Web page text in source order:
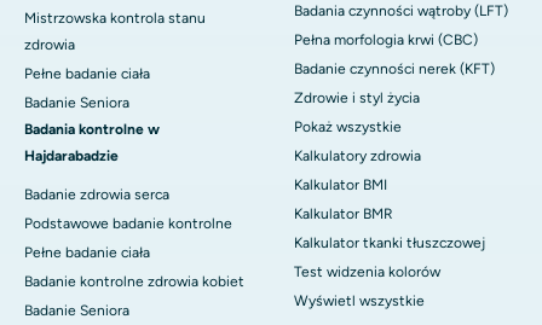
Mistrzowska kontrola stanu
zdrowia
Pełne badanie ciała
Badanie Seniora
Badania kontrolne w
Hajdarabadzie
Badanie zdrowia serca
Podstawowe badanie kontrolne
Pełne badanie ciała
Badanie kontrolne zdrowia kobiet
Badanie Seniora
Badania czynności wątroby (LFT)
Pełna morfologia krwi (CBC)
Badanie czynności nerek (KFT)
Zdrowie i styl życia
Pokaż wszystkie
Kalkulatory zdrowia
Kalkulator BMI
Kalkulator BMR
Kalkulator tkanki tłuszczowej
Test widzenia kolorów
Wyświetl wszystkie